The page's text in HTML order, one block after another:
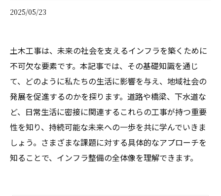
2025/05/23
土木工事は、未来の社会を支えるインフラを築くために
不可欠な要素です。本記事では、その基礎知識を通じ
て、どのように私たちの生活に影響を与え、地域社会の
発展を促進するのかを探ります。道路や橋梁、下水道な
ど、日常生活に密接に関連するこれらの工事が持つ重要
性を知り、持続可能な未来への一歩を共に学んでいきま
しょう。さまざまな課題に対する具体的なアプローチを
知ることで、インフラ整備の全体像を理解できます。